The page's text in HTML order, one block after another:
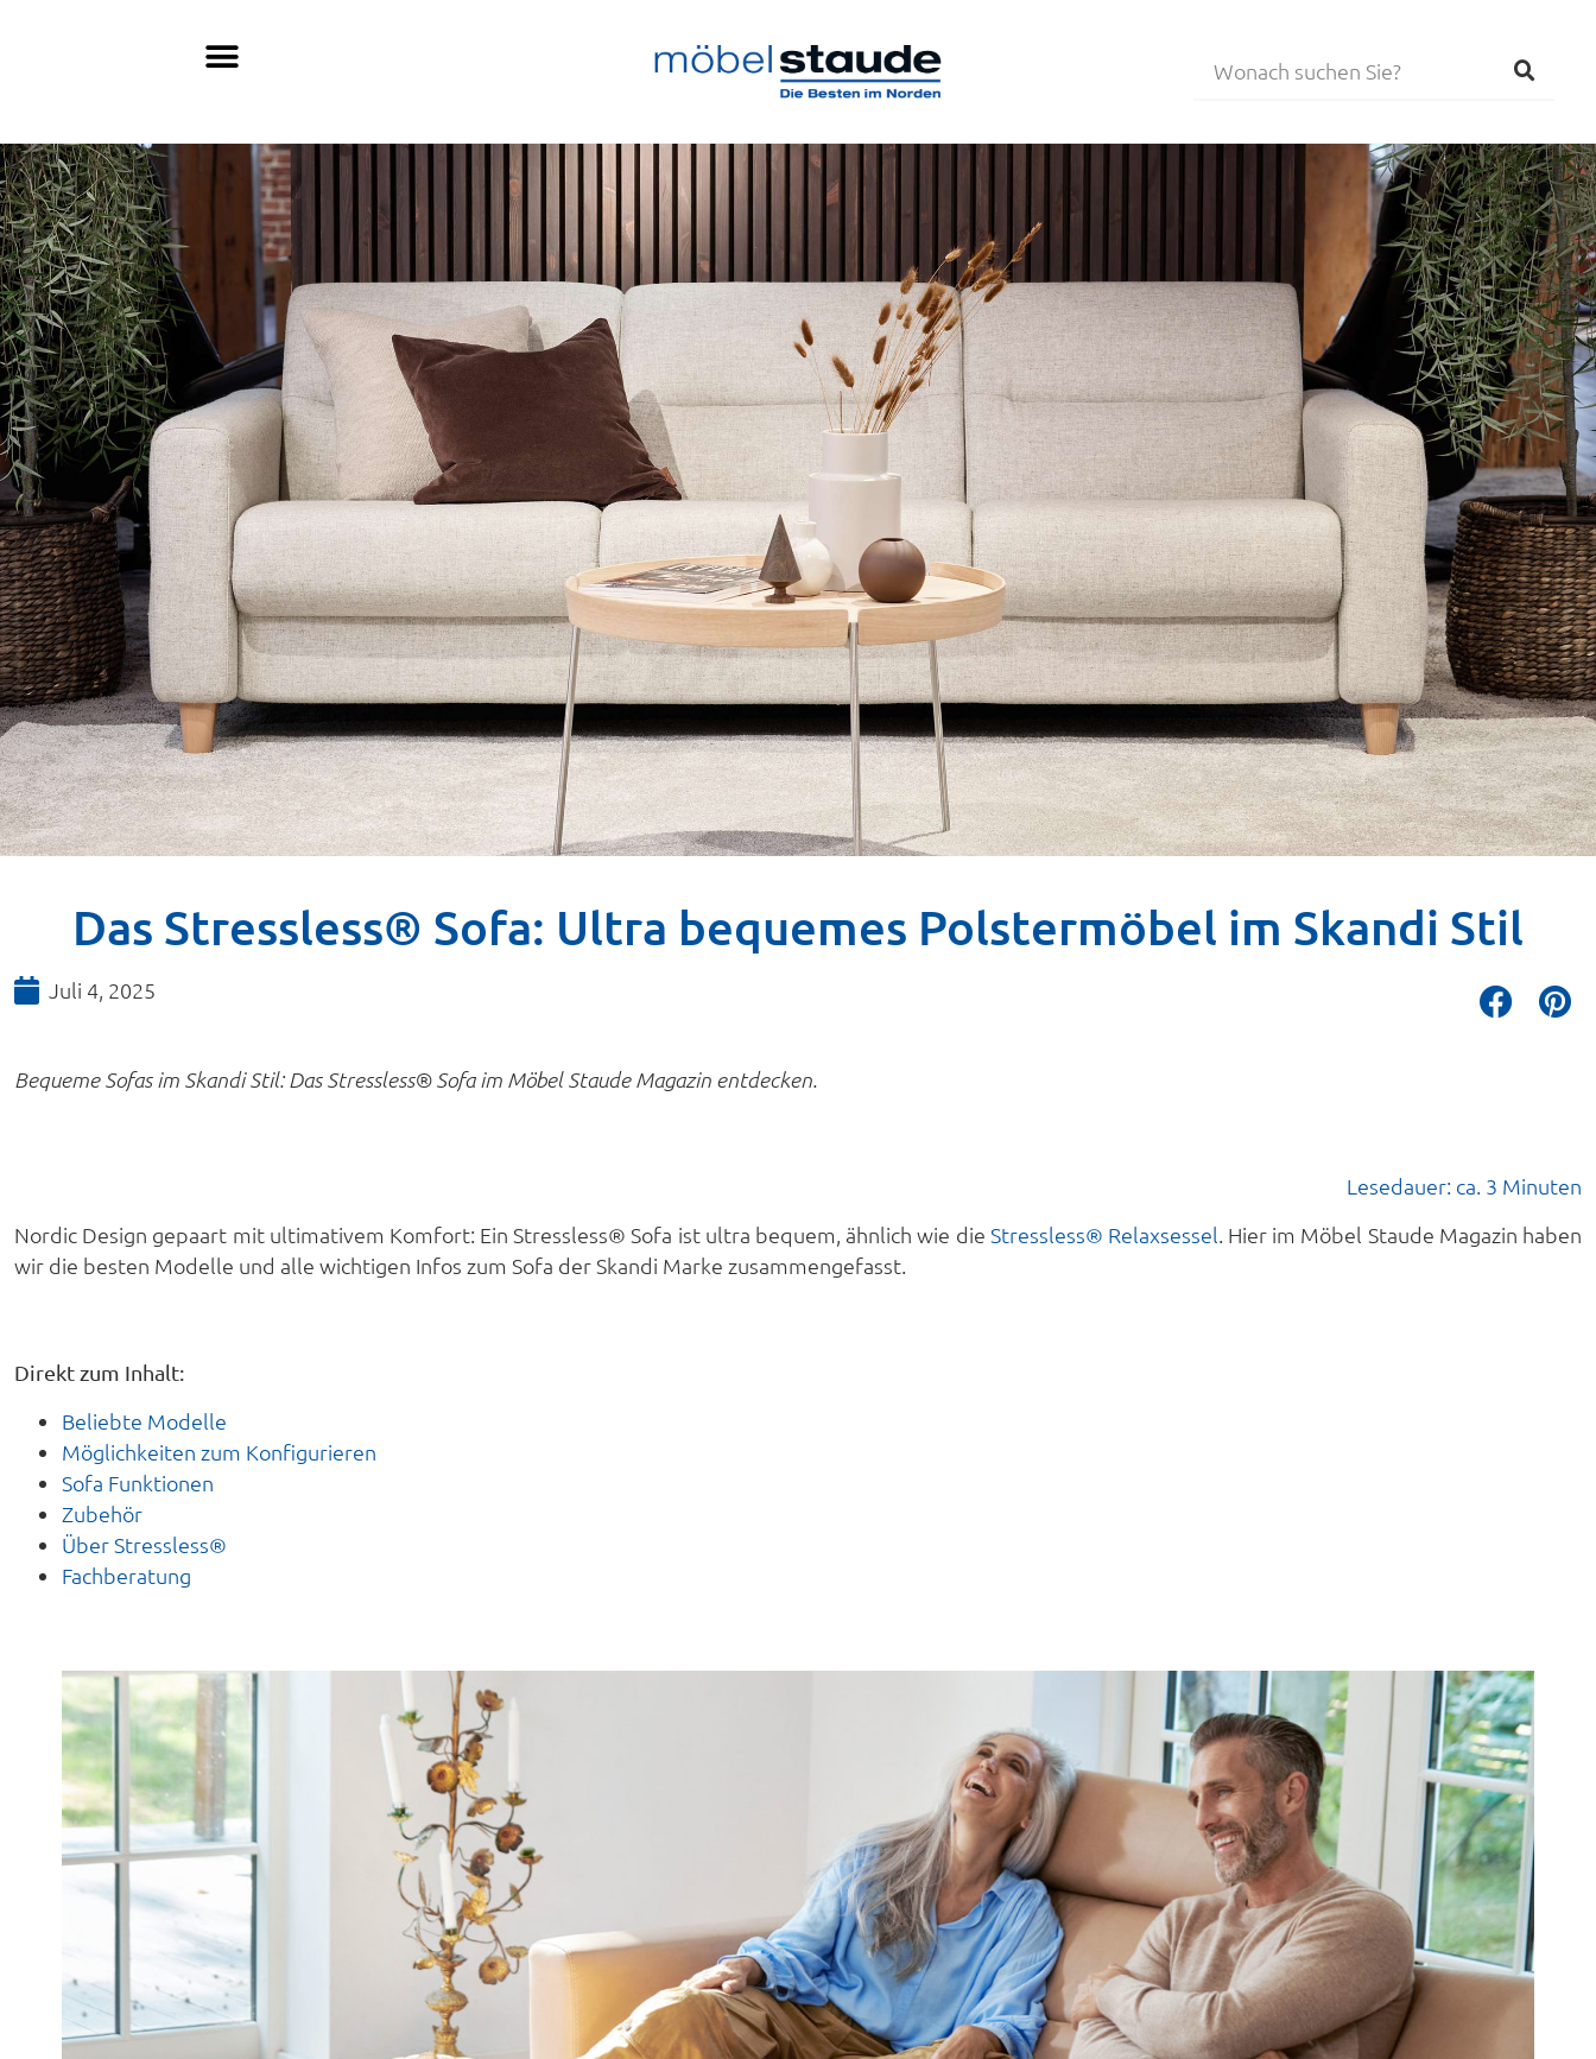
Das Stressless® Sofa: Ultra bequemes Polstermöbel im Skandi Stil
Juli 4, 2025
Bequeme Sofas im Skandi Stil: Das Stressless® Sofa im Möbel Staude Magazin entdecken.
Lesedauer: ca. 3 Minuten
Nordic Design gepaart mit ultimativem Komfort: Ein Stressless® Sofa ist ultra bequem, ähnlich wie die Stressless® Relaxsessel. Hier im Möbel Staude Magazin haben
wir die besten Modelle und alle wichtigen Infos zum Sofa der Skandi Marke zusammengefasst.
Direkt zum Inhalt:
Beliebte Modelle
Möglichkeiten zum Konfigurieren
Sofa Funktionen
Zubehör
Über Stressless®
Fachberatung